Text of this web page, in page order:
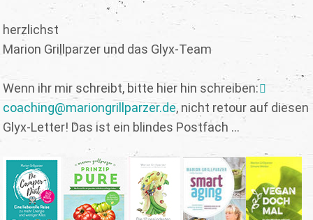
herzlichst
Marion Grillparzer und das Glyx-Team
Wenn ihr mir schreibt, bitte hier hin schreiben:
coaching@mariongrillparzer.de, nicht retour auf diesen
Glyx-Letter! Das ist ein blindes Postfach ...